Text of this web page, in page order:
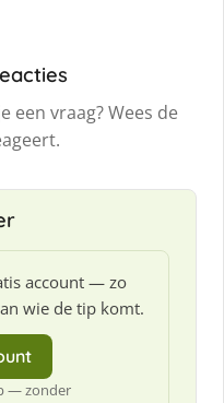
een vraag? Wees de
account — zo
wie de tip komt.
— zonder